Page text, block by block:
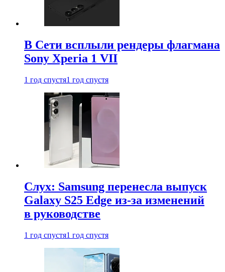
В Сети всплыли рендеры флагмана
Sony Xperia 1 VII
1 год спустя1 год спустя
Слух: Samsung перенесла выпуск
Galaxy S25 Edge из-за изменений
в руководстве
1 год спустя1 год спустя